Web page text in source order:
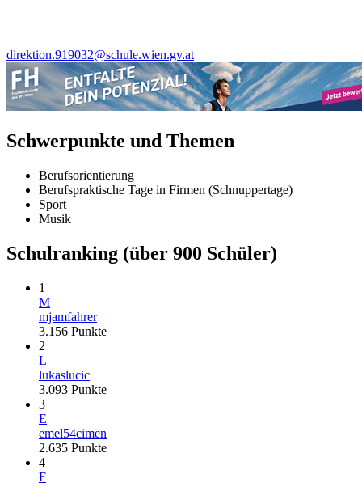
direktion.919032@schule.wien.gv.at
Schwerpunkte und Themen
Berufsorientierung
Berufspraktische Tage in Firmen (Schnuppertage)
Sport
Musik
Schulranking (über 900 Schüler)
1
M
mjamfahrer
3.156 Punkte
2
L
lukaslucic
3.093 Punkte
3
E
emel54cimen
2.635 Punkte
4
F